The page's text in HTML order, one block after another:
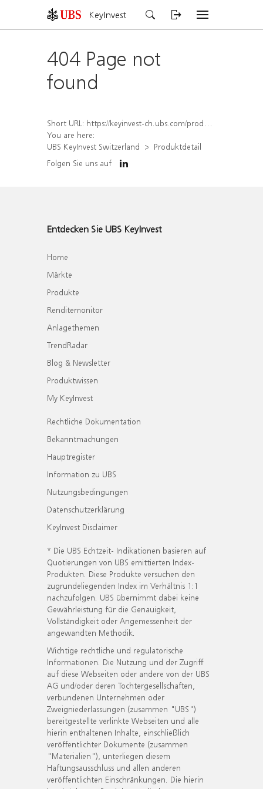
KeyInvest
404 Page not
found
Short URL: https://keyinvest-ch.ubs.com/produkt/detail/index/isin/CH1579757563
You are here:
UBS KeyInvest Switzerland
Produktdetail
Folgen Sie uns auf
Entdecken Sie UBS KeyInvest
Home
Märkte
Produkte
Renditemonitor
Anlagethemen
TrendRadar
Blog & Newsletter
Produktwissen
My KeyInvest
Rechtliche Dokumentation
Bekanntmachungen
Hauptregister
Information zu UBS
Nutzungsbedingungen
Datenschutzerklärung
KeyInvest Disclaimer
* Die UBS Echtzeit- Indikationen basieren auf
Quotierungen von UBS emittierten Index-
Produkten. Diese Produkte versuchen den
zugrundeliegenden Index im Verhältnis 1:1
nachzufolgen. UBS übernimmt dabei keine
Gewährleistung für die Genauigkeit,
Vollständigkeit oder Angemessenheit der
angewandten Methodik.
Wichtige rechtliche und regulatorische
Informationen. Die Nutzung und der Zugriff
auf diese Webseiten oder andere von der UBS
AG und/oder deren Tochtergesellschaften,
verbundenen Unternehmen oder
Zweigniederlassungen (zusammen "UBS")
bereitgestellte verlinkte Webseiten und alle
hierin enthaltenen Inhalte, einschließlich
veröffentlichter Dokumente (zusammen
"Materialien"), unterliegen diesem
Haftungsausschluss und allen anderen
veröffentlichten Einschränkungen. Die hierin